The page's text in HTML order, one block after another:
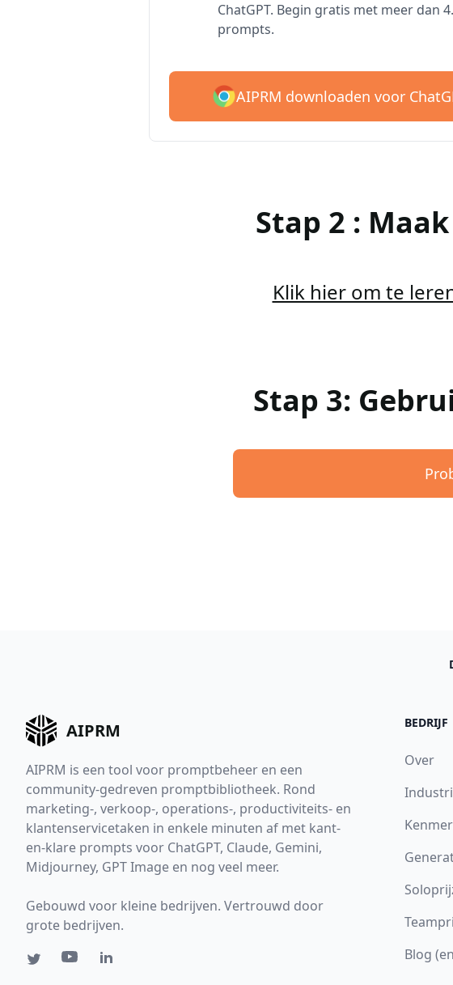
ChatGPT. Begin gratis met meer dan
prompts.
AIPRM downloaden voor
Stap 2 :
Klik hier om te
Stap 3:
AIPRM
AIPRM is een tool voor promptbeheer en een
community-gedreven promptbibliotheek. Rond
marketing-, verkoop-, operations-, productiviteits- en
klantenservicetaken in enkele minuten af met kant-
en-klare prompts voor ChatGPT, Claude, Gemini,
Midjourney, GPT Image en nog veel meer.
Gebouwd voor kleine bedrijven. Vertrouwd door
grote bedrijven.
BEDRIJF
Over
Blog